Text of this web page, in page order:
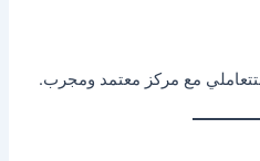
مع مركز معتمد ومجرب.